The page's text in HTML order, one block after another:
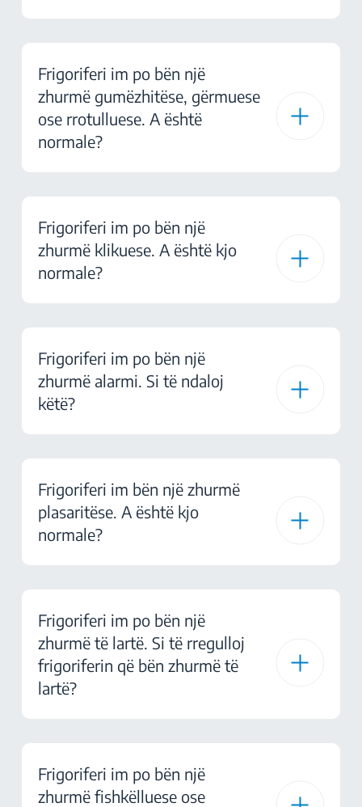
Frigoriferi im po bën një
zhurmë gumëzhitëse, gërmuese
ose rrotulluese. A është
normale?
Frigoriferi im po bën një
zhurmë klikuese. A është kjo
normale?
Frigoriferi im po bën një
zhurmë alarmi. Si të ndaloj
këtë?
Frigoriferi im bën një zhurmë
plasaritëse. A është kjo
normale?
Frigoriferi im po bën një
zhurmë të lartë. Si të rregulloj
frigoriferin që bën zhurmë të
lartë?
Frigoriferi im po bën një
zhurmë fishkëlluese ose